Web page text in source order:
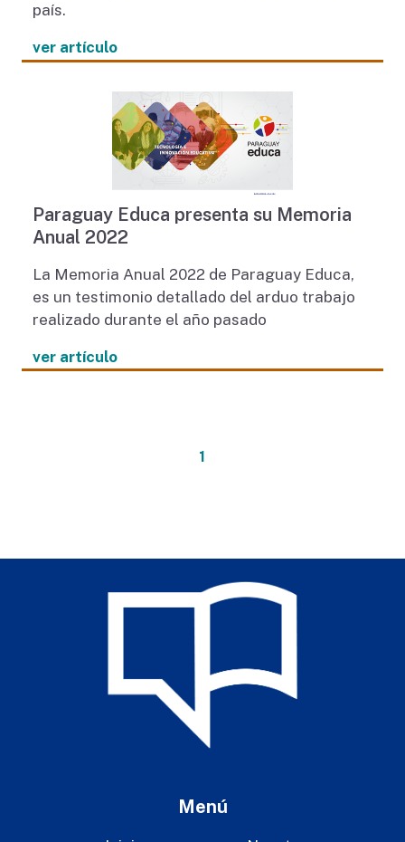
país.
ver artículo
Paraguay Educa presenta su Memoria
Anual 2022
La Memoria Anual 2022 de Paraguay Educa,
es un testimonio detallado del arduo trabajo
realizado durante el año pasado
ver artículo
1
Menú